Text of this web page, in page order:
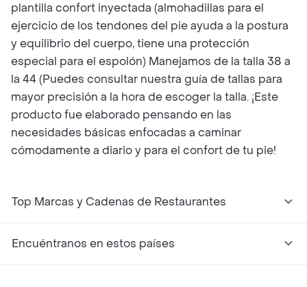
plantilla confort inyectada (almohadillas para el
ejercicio de los tendones del pie ayuda a la postura
y equilibrio del cuerpo, tiene una protección
especial para el espolón) Manejamos de la talla 38 a
la 44 (Puedes consultar nuestra guía de tallas para
mayor precisión a la hora de escoger la talla. ¡Este
producto fue elaborado pensando en las
necesidades básicas enfocadas a caminar
cómodamente a diario y para el confort de tu pie!
Top Marcas y Cadenas de Restaurantes
Encuéntranos en estos países